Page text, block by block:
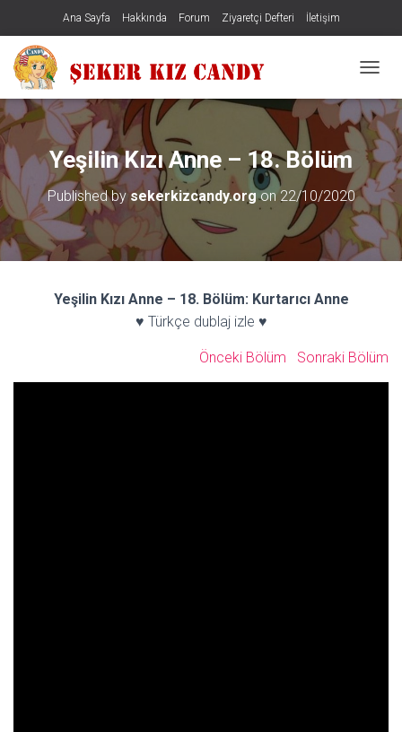
Ana Sayfa Hakkında Forum Ziyaretçi Defteri İletişim
Yeşilin Kızı Anne – 18. Bölüm
Published bysekerkizcandy.orgon22/10/2020
Yeşilin Kızı Anne – 18. Bölüm: Kurtarıcı Anne
♥ Türkçe dublaj izle ♥
Önceki Bölüm Sonraki Bölüm